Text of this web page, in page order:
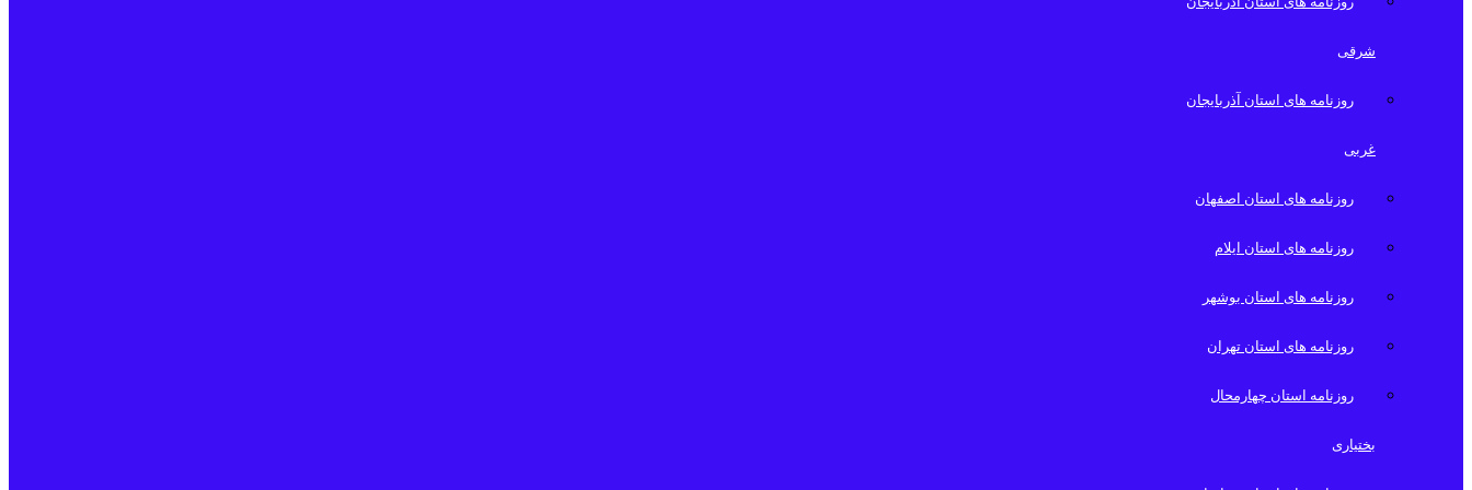
شرقی
روزنامه های استان آذربایجان
غربی
روزنامه های استان اصفهان
روزنامه های استان ایلام
روزنامه های استان بوشهر
روزنامه های استان تهران
روزنامه استان چهارمحال
بختیاری